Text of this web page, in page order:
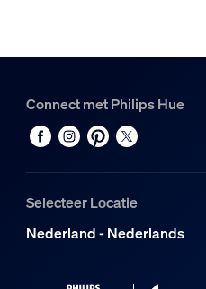
Connect met Philips Hue
Selecteer Locatie
Nederland - Nederlands